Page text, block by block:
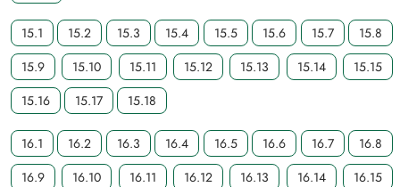
15.1 15.2 15.3 15.4 15.5 15.6 15.7
15.8
15.9
15.10 15.11 15.12 15.13 15.14
15.15
15.16
15.17 15.18
16.1 16.2 16.3 16.4 16.5 16.6 16.7
16.8
16.9
16.10 16.11 16.12 16.13 16.14
16.15